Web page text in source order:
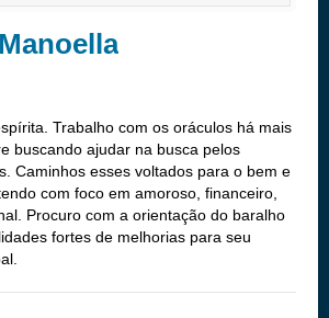
Trabalho com os oráculos há mais
buscando ajudar na busca pelos
Caminhos esses voltados para o bem e
com foco em amoroso, financeiro,
Procuro com a orientação do baralho
fortes de melhorias para seu